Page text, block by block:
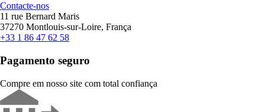
Contacte-nos
11 rue Bernard Maris
37270 Montlouis-sur-Loire, França
+33 1 86 47 62 58
Pagamento seguro
Compre em nosso site com total confiança